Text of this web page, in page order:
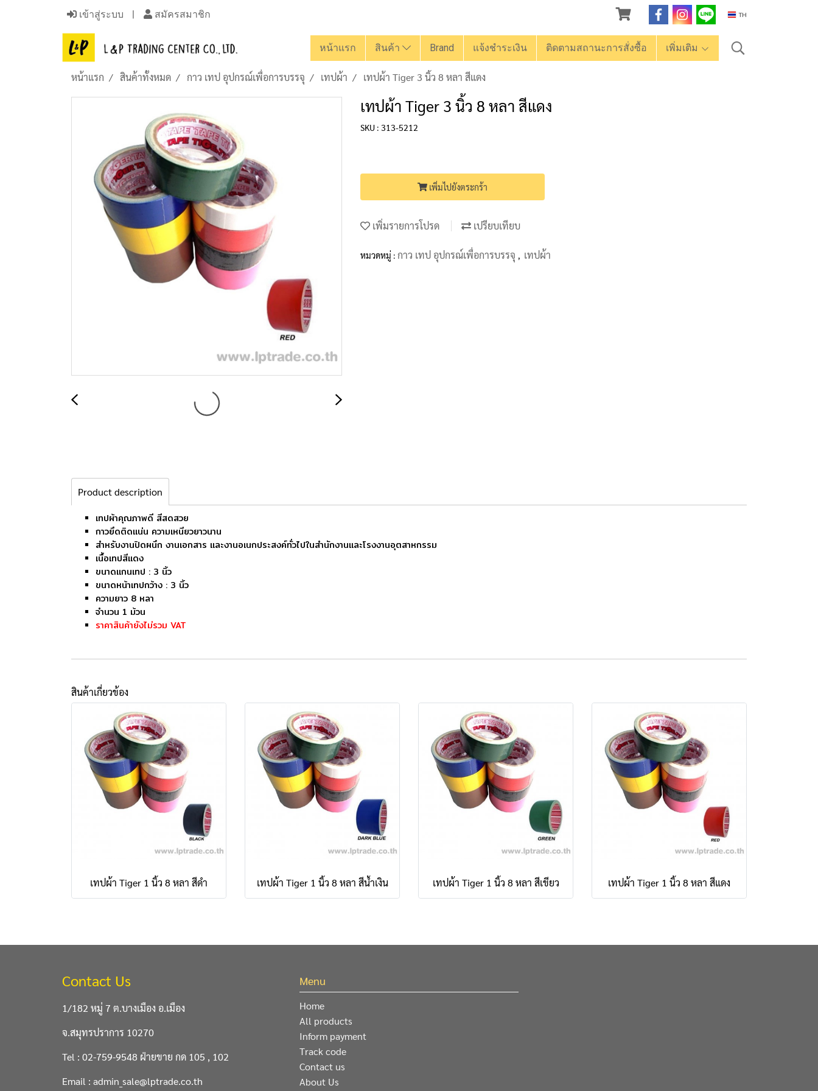
เข้าสู่ระบบ สมัครสมาชิก TH
หน้าแรก สินค้า Brand แจ้งชำระเงิน ติดตามสถานะการสั่งซื้อ เพิ่มเติม
หน้าแรก สินค้าทั้งหมด กาว เทป อุปกรณ์เพื่อการบรรจุ เทปผ้า เทปผ้า Tiger 3 นิ้ว 8 หลา สีแดง
เทปผ้า Tiger 3 นิ้ว 8 หลา สีแดง
SKU : 313-5212
เพิ่มไปยังตระกร้า
เพิ่มรายการโปรด เปรียบเทียบ
หมวดหมู่ : กาว เทป อุปกรณ์เพื่อการบรรจุ , เทปผ้า
Product description
เทปผ้าคุณภาพดี สีสดสวย
กาวยึดติดแน่น ความเหนียวยาวนาน
สำหรับงานปิดผนึก งานเอกสาร และงานอเนกประสงค์ทั่วไปในสำนักงานและโรงงานอุตสาหกรรม
เนื้อเทปสีแดง
ขนาดแกนเทป : 3 นิ้ว
ขนาดหน้าเทปกว้าง : 3 นิ้ว
ความยาว 8 หลา
จำนวน 1 ม้วน
ราคาสินค้ายังไม่รวม VAT
สินค้าเกี่ยวข้อง
เทปผ้า Tiger 1 นิ้ว 8 หลา สีดำ เทปผ้า Tiger 1 นิ้ว 8 หลา สีน้ำเงิน เทปผ้า Tiger 1 นิ้ว 8 หลา สีเขียว เทปผ้า Tiger 1 นิ้ว 8 หลา สีแดง
Contact Us
1/182 หมู่ 7 ต.บางเมือง อ.เมือง
จ.สมุทรปราการ 10270
Tel : 02-759-9548 ฝ่ายขาย กด 105 , 102
Email : admin_sale@lptrade.co.th
Menu
Home
All products
Inform payment
Track code
Contact us
About Us